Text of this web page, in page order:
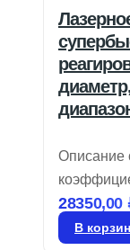
Описание
99% и
360–3300
28350,00
В